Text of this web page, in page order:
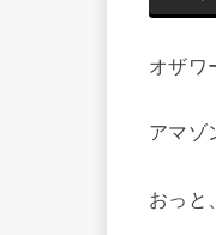
オザワ
アマゾ
おっと